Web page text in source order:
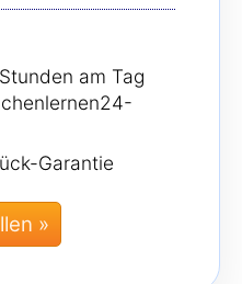
am Tag
Garantie
»